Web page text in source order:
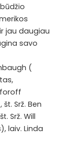
jau daugiau
savo
(
Srž. Ben
Srž. Will
laiv. Linda